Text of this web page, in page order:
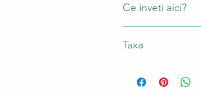
Ce inveti aici?
vegan;
Cum sa prepari
Taxa
Portie extra - 60 lei